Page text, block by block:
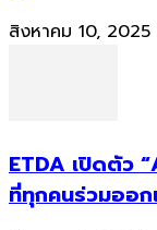
สิงหาคม 10, 2025
ETDA เปิดตัว
ที่ทุกคนร่วมออ